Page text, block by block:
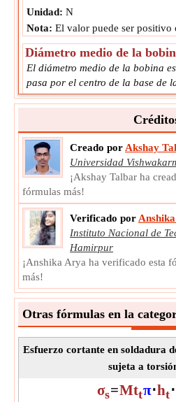
Unidad: N
Nota: El valor puede ser positivo
Diámetro medio de la
El diámetro medio de la bobina
pasa por el centro de la base de
Símbolo: dcoil
Unidad:mm
Nota:
El valor debe ser mayor
Diámetro del alambre de
El diámetro del alambre de
diámetro del alambre de resorte.
Símbolo:
ds
Medición:Longitud
mm
Nota:
El valor debe ser mayor que
Creado por Akshay
Universidad
¡Akshay Talbar ha
fórmulas más!
Verificado por
Instituto Nacional de
Hamirpur
¡Anshika Arya ha verificado esta
más!
Otras fórmulas en la
Esfuerzo cortante en soldadura
sujeta a
σs=Mttπ⋅ht⋅